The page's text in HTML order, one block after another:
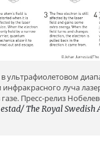
ультрафиолетовом
инфракрасного луча
Пресс-релиз
The Royal Swedish